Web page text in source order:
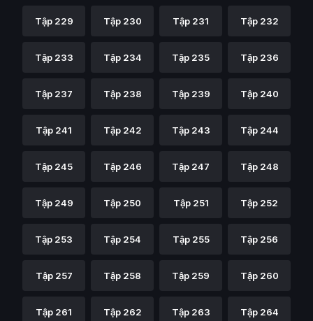
Tập 229 Tập 230 Tập 231 Tập 232
Tập 233 Tập 234 Tập 235 Tập 236
Tập 237 Tập 238 Tập 239 Tập 240
Tập 241 Tập 242 Tập 243 Tập 244
Tập 245 Tập 246 Tập 247 Tập 248
Tập 249 Tập 250 Tập 251 Tập 252
Tập 253 Tập 254 Tập 255 Tập 256
Tập 257 Tập 258 Tập 259 Tập 260
Tập 261 Tập 262 Tập 263 Tập 264